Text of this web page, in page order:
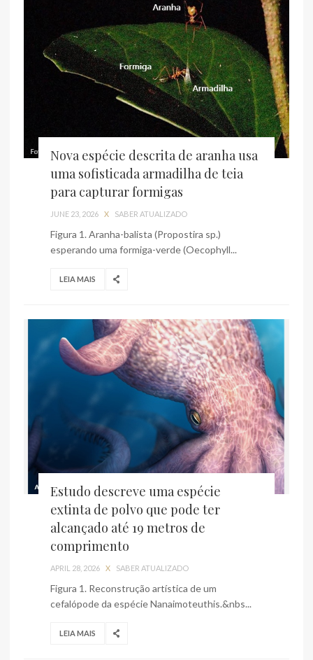
Nova espécie descrita de aranha usa
uma sofisticada armadilha de teia
para capturar formigas
JUNE 23, 2026 X SABER ATUALIZADO
Figura 1. Aranha-balista (Propostira sp.)
esperando uma formiga-verde (Oecophyll...
LEIA MAIS
Estudo descreve uma espécie
extinta de polvo que pode ter
alcançado até 19 metros de
comprimento
APRIL 28, 2026 X SABER ATUALIZADO
Figura 1. Reconstrução artística de um
cefalópode da espécie Nanaimoteuthis.&nbs...
LEIA MAIS